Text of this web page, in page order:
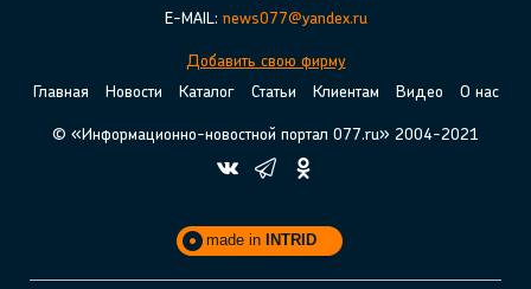
E-MAIL: news077@yandex.ru
Добавить свою фирму
Главная
Новости Каталог Статьи Клиентам Видео О нас
© «Информационно-новостной портал 077.ru» 2004-2021
made in INTRID